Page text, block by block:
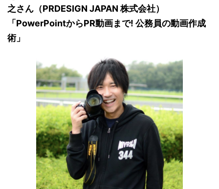
之さん（PRDESIGN JAPAN 株式会社）
「PowerPointからPR動画まで! 公務員の動画作成
術」